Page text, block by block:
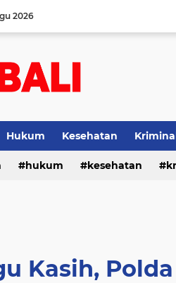
2026
Hukum Kesehatan
hukum kesehatan
Kasih,